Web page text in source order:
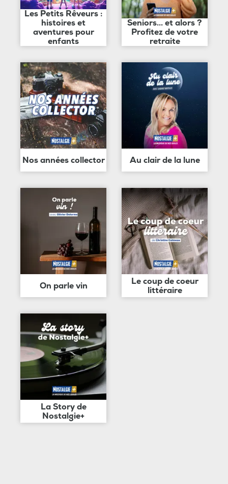
Les Petits Rêveurs :
histoires et
aventures pour
enfants
Seniors... et alors ?
Profitez de votre
retraite
Nos années collector Au clair de la lune
On parle vin
Le coup de coeur
littéraire
La Story de
Nostalgie+